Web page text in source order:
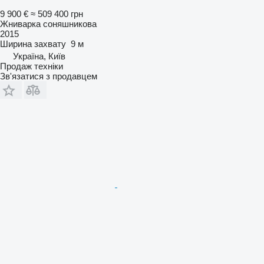
9 900 € ≈ 509 400 грн
Жниварка соняшникова
2015
Ширина захвату 9 м
Україна, Київ
Продаж техніки
Зв'язатися з продавцем